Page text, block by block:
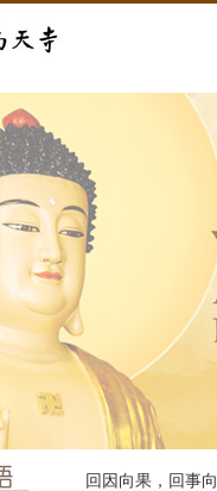
回因向果，回事